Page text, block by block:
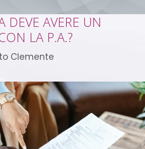
DEVE AVERE UN
LA P.A.?
Clemente